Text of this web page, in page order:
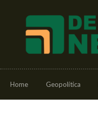
Home Geopolítica